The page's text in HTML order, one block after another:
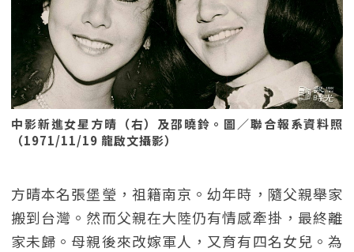
中影新進女星方晴（右）及邵曉鈴。圖／聯合報系資料照
（1971/11/19 龍啟文攝影）
方晴本名張堡瑩，祖籍南京。幼年時，隨父親舉家
搬到台灣。然而父親在大陸仍有情感牽掛，最終離
家未歸。母親後來改嫁軍人，又育有四名女兒。為